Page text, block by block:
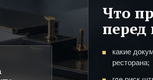
Что
перед
какие
ресторана;